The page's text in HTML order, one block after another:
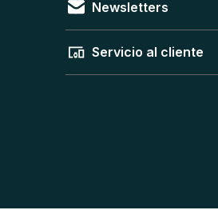
Newsletters
Servicio al cliente